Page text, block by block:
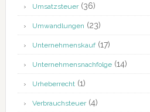
Umsatzsteuer(36)
Umwandlungen (23)
Unternehmenskauf(17)
Unternehmensnachfolge(14)
Urheberrecht(1)
Verbrauchsteuer(4)